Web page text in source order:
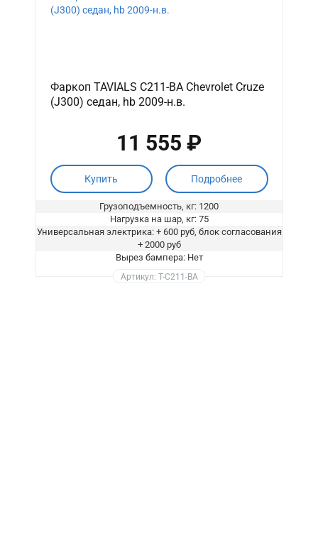
Фаркоп TAVIALS C211-BA Chevrolet Cruze
(J300) седан, hb 2009-н.в.
11 555 ₽
Купить Подробнее
Грузоподъемность, кг: 1200
Нагрузка на шар, кг: 75
Универсальная электрика: + 600 руб, блок согласования
+ 2000 руб
Вырез бампера: Нет
Артикул: T-C211-BA